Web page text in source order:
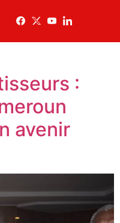
Non
:
avenir